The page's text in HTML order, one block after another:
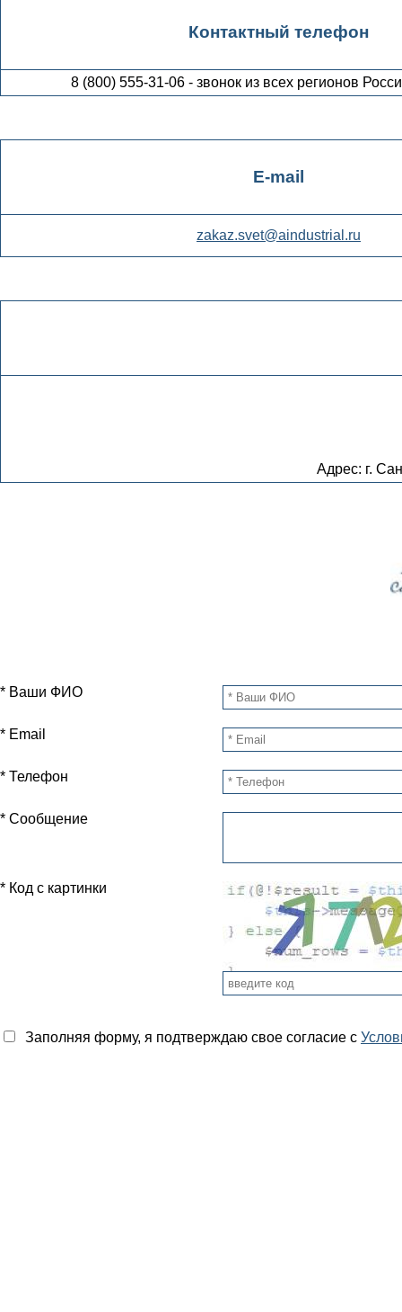
Контактный телефон
8 (800) 555-31-06 - звонок из всех регионов
E-mail
zakaz.svet@aindustrial.ru
Адрес: г.
* Ваши ФИО
* Email
* Телефон
* Сообщение
* Код с картинки
Заполняя форму, я подтверждаю свое согласие с